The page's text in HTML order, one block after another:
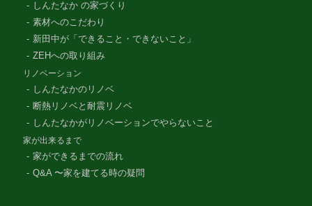
しんたなか の家づくり
素材へのこだわり
新田中が「できること・できないこと」
ZEHへの取り組み
リノベーション
しんたなかのリノベ
断熱リノベと耐震リノベ
しんたなかがリノベーションでやらないこと
家が出来るまで
家ができるまでの流れ
Q&A 〜家を建てる時の疑問